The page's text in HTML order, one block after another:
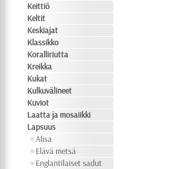
Keittiö
Keltit
Keskiajat
Klassikko
Koralliriutta
Kreikka
Kukat
Kulkuvälineet
Kuviot
Laatta ja mosaiikki
Lapsuus
Alisa
Elävä metsä
Englantilaiset sadut